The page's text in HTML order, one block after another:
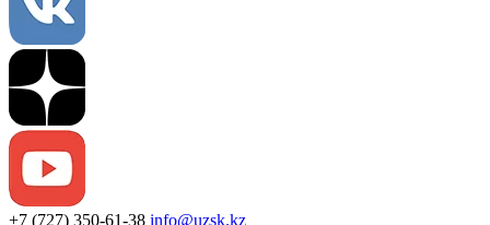
+7 (727) 350-61-38 info@uzsk.kz